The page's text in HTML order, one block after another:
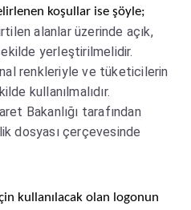
koşullar ise şöyle;
alanlar üzerinde açık,
yerleştirilmelidir.
renkleriyle ve tüketicilerin
kullanılmalıdır.
Bakanlığı tarafından
dosyası çerçevesinde
kullanılacak olan logonun